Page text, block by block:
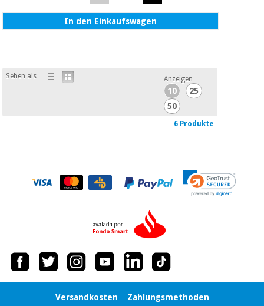
In den Einkaufswagen
Sehen als Anzeigen
10
25
50
6 Produkte
Versandkosten Zahlungsmethoden